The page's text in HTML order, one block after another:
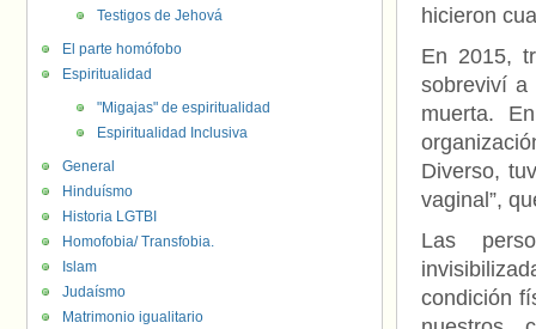
hicieron
En 2015,
sobreviví
muerta.
Diverso,
vaginal”,
Las
condición
Testigos de Jehová
El parte homófobo
Espiritualidad
"Migajas" de espiritualidad
Espiritualidad Inclusiva
General
Hinduísmo
Historia LGTBI
Homofobia/ Transfobia.
Islam
Judaísmo
Matrimonio igualitario